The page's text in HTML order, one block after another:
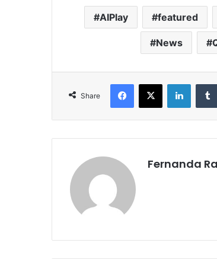
AIPlay featured
News
Share
Facebook
X
Fernanda